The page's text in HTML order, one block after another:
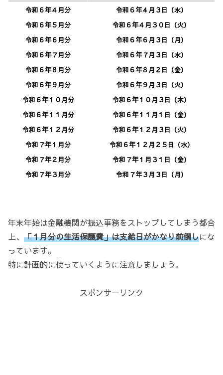
令和６年４月分
令和６年４月３日（水）
令和６年５月分
令和６年４月３０日（火）
令和６年６月分
令和６年６月３日（月）
令和６年７月分
令和６年７月３日（水）
令和６年８月分
令和６年８月２日（金）
令和６年９月分
令和６年９月３日（火）
令和６年１０月分
令和６年１０月３日（木）
令和６年１１月分
令和６年１１月１日（金）
令和６年１２月分
令和６年１２月３日（火）
令和７年１月分
令和６年１２月２５日（水）
令和７年２月分
令和７年１月３１日（金）
令和７年３月分
令和７年３月３日（月）
年末年始は金融機関が振込事務をストップしてしまう都合
上、 「１月分の生活保護費」は支給日がかなり前倒しにな
っています。
特に計画的に使っていくように注意しましょう。
スポンサーリンク